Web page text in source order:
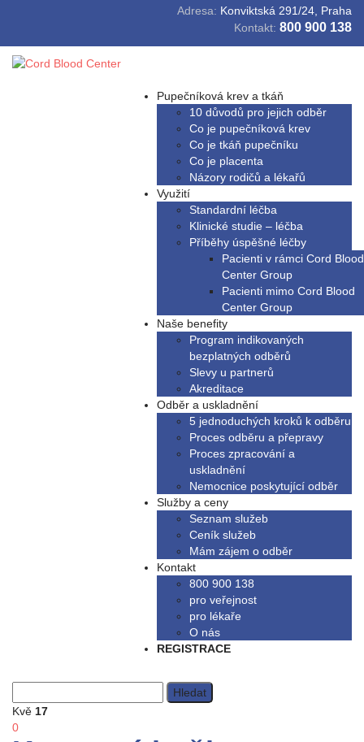
Adresa: Konviktská 291/24, Praha
Kontakt: 800 900 138
Pupečníková krev a tkáň
10 důvodů pro jejich odběr
Co je pupečníková krev
Co je tkáň pupečníku
Co je placenta
Názory rodičů a lékařů
Využití
Standardní léčba
Klinické studie – léčba
Příběhy úspěšné léčby
Pacienti v rámci Cord Blood
Center Group
Pacienti mimo Cord Blood
Center Group
Naše benefity
Program indikovaných
bezplatných odběrů
Slevy u partnerů
Akreditace
Odběr a uskladnění
5 jednoduchých kroků k odběru
Proces odběru a přepravy
Proces zpracování a
uskladnění
Nemocnice poskytující odběr
Služby a ceny
Seznam služeb
Ceník služeb
Mám zájem o odběr
Kontakt
800 900 138
pro veřejnost
pro lékaře
O nás
REGISTRACE
Kvě 17
0